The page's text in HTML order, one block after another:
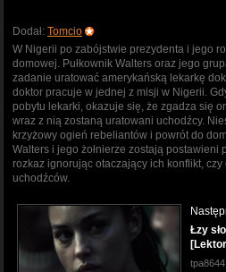
Dodał: Tomcio
W Nigerii po zabójstwie prezydenta i jego
domowej. Pułkownik Walters oraz jego
zadanie uratować amerykańską lekarkę
doktor pracuje w jednej z misji w Nigerii.
pobytu lekarki, okazuje się, że zgadza się
wraz z nią zostaną uratowani uchodźcy.
krzyżowy ogień rebeliantów i powrót do
Walters i jego żołnierze zostają postawieni
rozkaz ignorując otaczający ich konflikt,
uchodźców.
Łzy
tpa8644